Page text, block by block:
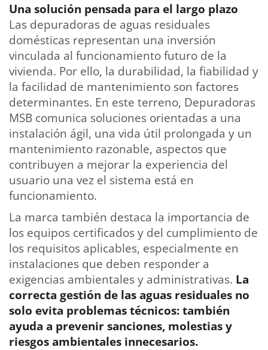
Una solución pensada para el largo plazo
Las depuradoras de aguas residuales
domésticas representan una inversión
vinculada al funcionamiento futuro de la
vivienda. Por ello, la durabilidad, la fiabilidad y
la facilidad de mantenimiento son factores
determinantes. En este terreno, Depuradoras
MSB comunica soluciones orientadas a una
instalación ágil, una vida útil prolongada y un
mantenimiento razonable, aspectos que
contribuyen a mejorar la experiencia del
usuario una vez el sistema está en
funcionamiento.
La marca también destaca la importancia de
los equipos certificados y del cumplimiento de
los requisitos aplicables, especialmente en
instalaciones que deben responder a
exigencias ambientales y administrativas. La
correcta gestión de las aguas residuales no
solo evita problemas técnicos: también
ayuda a prevenir sanciones, molestias y
riesgos ambientales innecesarios.